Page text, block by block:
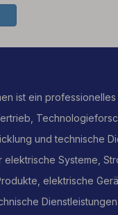
ist ein professionelles
und technische
Systeme,
elektrische